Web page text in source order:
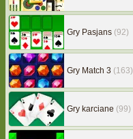
Gry Pasjans (92)
Gry Match 3 (163)
Gry karciane (99)